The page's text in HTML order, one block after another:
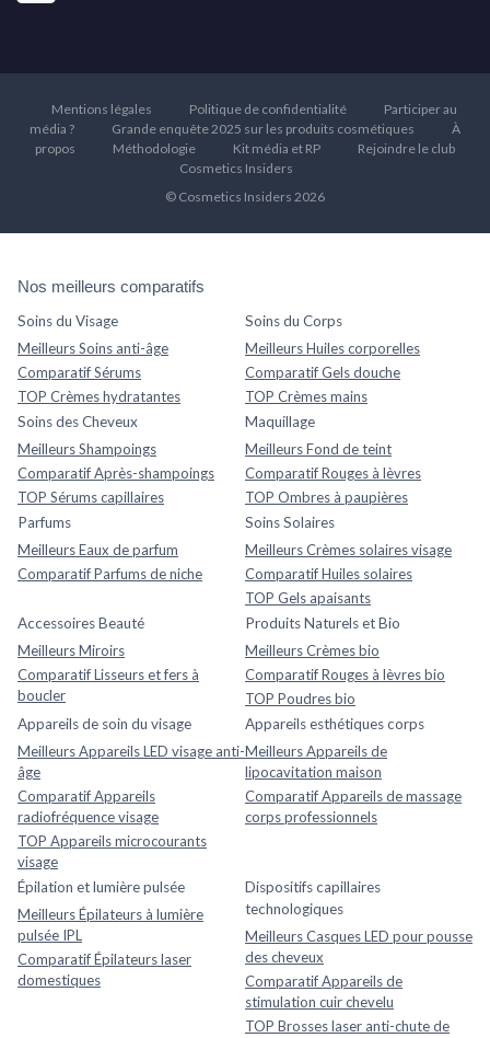
Mentions légales Politique de confidentialité
Participer au
média ?
Grande enquête 2025 sur les produits cosmétiques
À
propos
Méthodologie Kit média et RP
Rejoindre le club
Cosmetics Insiders
© Cosmetics Insiders 2026
Nos meilleurs comparatifs
Soins du Visage
Meilleurs Soins anti-âge
Comparatif Sérums
TOP Crèmes hydratantes
Soins du Corps
Meilleurs Huiles corporelles
Comparatif Gels douche
TOP Crèmes mains
Soins des Cheveux
Meilleurs Shampoings
Comparatif Après-shampoings
TOP Sérums capillaires
Maquillage
Meilleurs Fond de teint
Comparatif Rouges à lèvres
TOP Ombres à paupières
Parfums
Meilleurs Eaux de parfum
Comparatif Parfums de niche
Soins Solaires
Meilleurs Crèmes solaires visage
Comparatif Huiles solaires
TOP Gels apaisants
Accessoires Beauté
Meilleurs Miroirs
Comparatif Lisseurs et fers à
boucler
Produits Naturels et Bio
Meilleurs Crèmes bio
Comparatif Rouges à lèvres bio
TOP Poudres bio
Appareils de soin du visage
Meilleurs Appareils LED visage anti-
âge
Comparatif Appareils
radiofréquence visage
TOP Appareils microcourants
visage
Appareils esthétiques corps
Meilleurs Appareils de
lipocavitation maison
Comparatif Appareils de massage
corps professionnels
Épilation et lumière pulsée
Meilleurs Épilateurs à lumière
pulsée IPL
Comparatif Épilateurs laser
domestiques
Dispositifs capillaires
technologiques
Meilleurs Casques LED pour pousse
des cheveux
Comparatif Appareils de
stimulation cuir chevelu
TOP Brosses laser anti-chute de